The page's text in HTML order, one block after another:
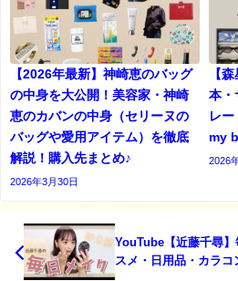
【2026年最新】神崎恵のバッグ
の中身を大公開！美容家・神崎
恵のカバンの中身（セリーヌの
バッグや愛用アイテム）を徹底
解説！購入先まとめ♪
2026年3月30日
【
本・
レ
my
2026
YouTube【近藤千尋
スメ・日用品・カラコ